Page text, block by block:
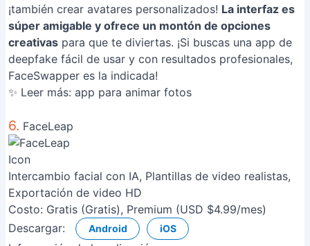
¡también crear avatares personalizados! La interfaz es
súper amigable y ofrece un montón de opciones
creativas para que te diviertas. ¡Si buscas una app de
deepfake fácil de usar y con resultados profesionales,
FaceSwapper es la indicada!
✨ Leer más: app para animar fotos
6. FaceLeap
Intercambio facial con IA, Plantillas de video realistas,
Exportación de video HD
Costo: Gratis (Gratis), Premium (USD $4.99/mes)
Descargar:
Android iOS